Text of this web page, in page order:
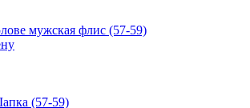
мужская флис (57-59)